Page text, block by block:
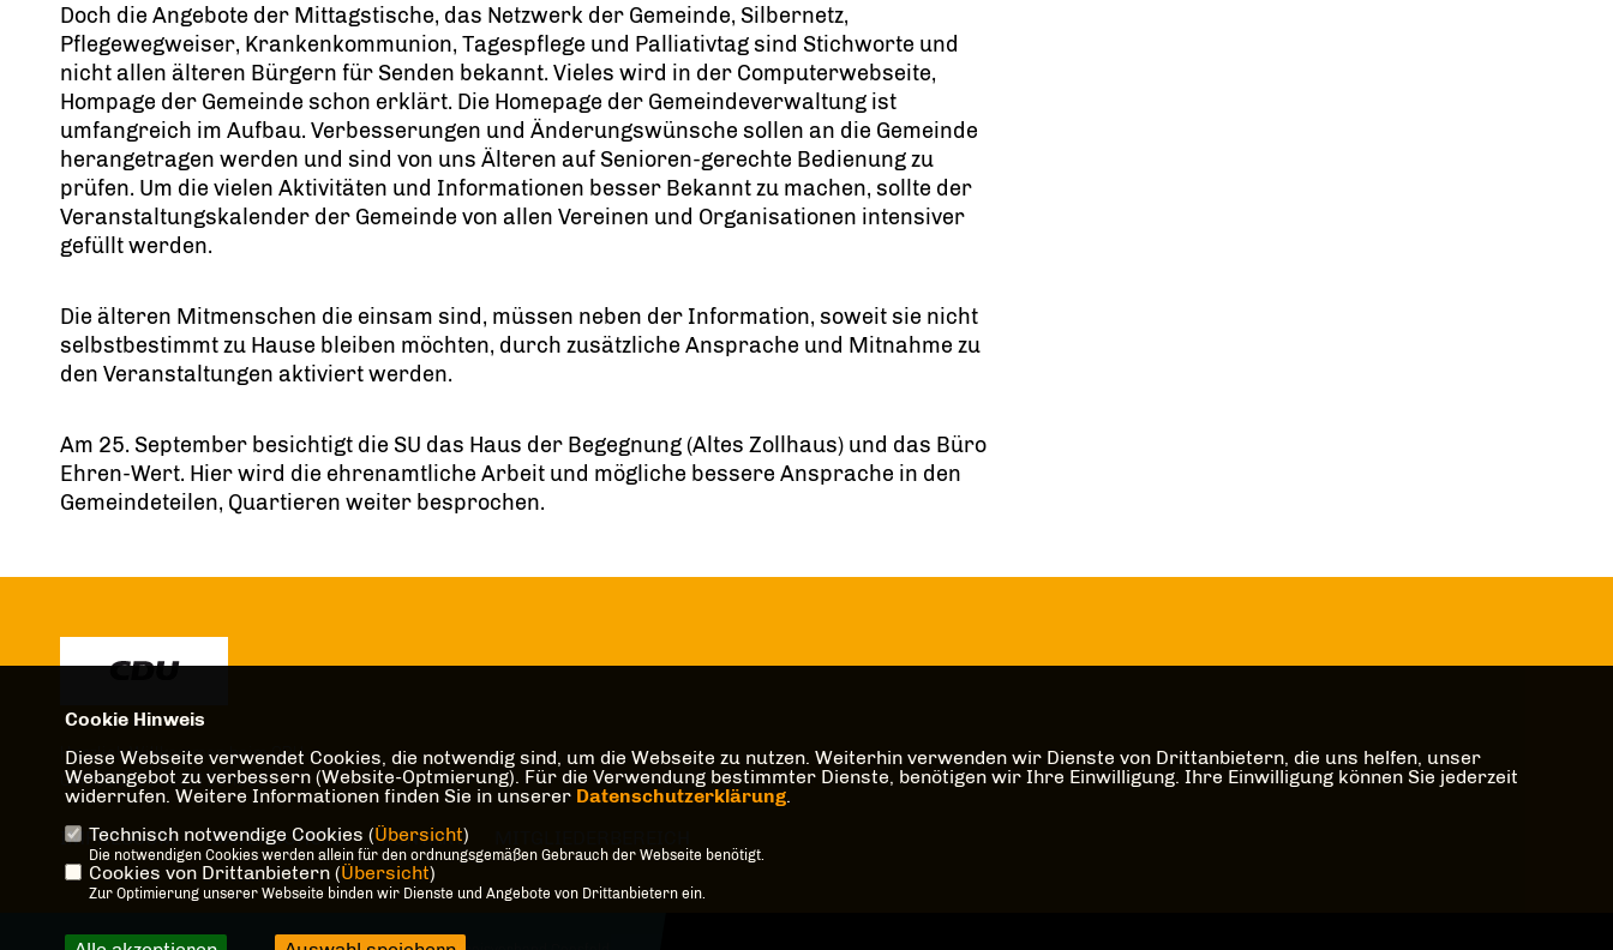
Doch die Angebote der Mittagstische, das Netzwerk der Gemeinde, Silbernetz,
Pflegewegweiser, Krankenkommunion, Tagespflege und Palliativtag sind Stichworte und
nicht allen älteren Bürgern für Senden bekannt. Vieles wird in der Computerwebseite,
Hompage der Gemeinde schon erklärt. Die Homepage der Gemeindeverwaltung ist
umfangreich im Aufbau. Verbesserungen und Änderungswünsche sollen an die Gemeinde
herangetragen werden und sind von uns Älteren auf Senioren-gerechte Bedienung zu
prüfen. Um die vielen Aktivitäten und Informationen besser Bekannt zu machen, sollte der
Veranstaltungskalender der Gemeinde von allen Vereinen und Organisationen intensiver
gefüllt werden.
Die älteren Mitmenschen die einsam sind, müssen neben der Information, soweit sie nicht
selbstbestimmt zu Hause bleiben möchten, durch zusätzliche Ansprache und Mitnahme zu
den Veranstaltungen aktiviert werden.
Am 25. September besichtigt die SU das Haus der Begegnung (Altes Zollhaus) und das Büro
Ehren-Wert. Hier wird die ehrenamtliche Arbeit und mögliche bessere Ansprache in den
Gemeindeteilen, Quartieren weiter besprochen.
Herzlich Willkommen beim CDU
Gemeindeverband Senden
IMPRESSUM DATENSCHUTZ KONTAKT
Cookie Hinweis
Diese Webseite verwendet Cookies, die notwendig sind, um die Webseite zu nutzen. Weiterhin verwenden wir Dienste von Drittanbietern, die uns helfen, unser
Webangebot zu verbessern (Website-Optmierung). Für die Verwendung bestimmter Dienste, benötigen wir Ihre Einwilligung. Ihre Einwilligung können Sie jederzeit
widerrufen. Weitere Informationen finden Sie in unserer Datenschutzerklärung.
Technisch notwendige Cookies (Übersicht)
Die notwendigen Cookies werden allein für den ordnungsgemäßen Gebrauch der Webseite benötigt.
Cookies von Drittanbietern (Übersicht)
Zur Optimierung unserer Webseite binden wir Dienste und Angebote von Drittanbietern ein.